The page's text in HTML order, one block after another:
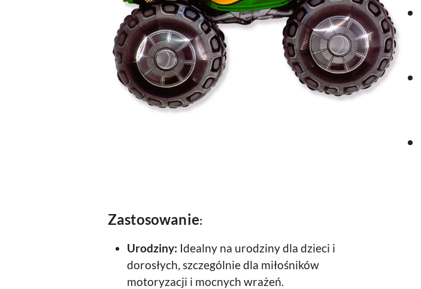
Zastosowanie:
Urodziny: Idealny na urodziny dla dzieci i
dorosłych, szczególnie dla miłośników
motoryzacji i mocnych wrażeń.